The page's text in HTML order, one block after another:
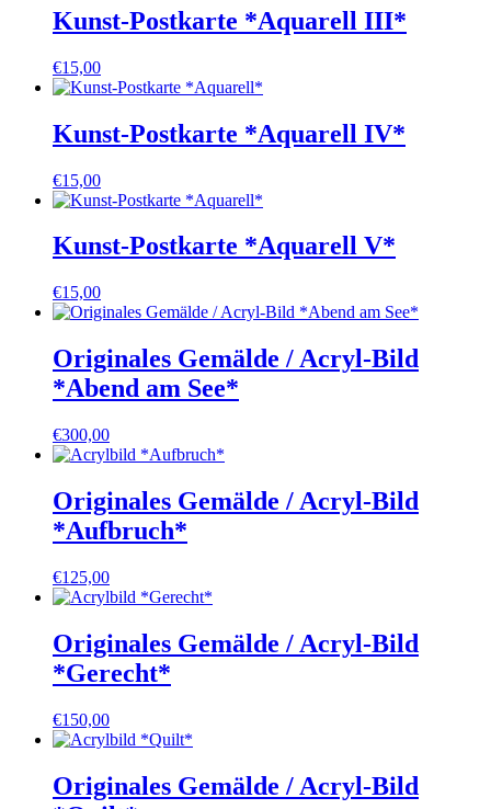
Kunst-Postkarte *Aquarell III*
€15,00
Kunst-Postkarte *Aquarell IV*
€15,00
Kunst-Postkarte *Aquarell V*
€15,00
Originales Gemälde / Acryl-Bild
*Abend am See*
€300,00
Originales Gemälde / Acryl-Bild
*Aufbruch*
€125,00
Originales Gemälde / Acryl-Bild
*Gerecht*
€150,00
Originales Gemälde / Acryl-Bild